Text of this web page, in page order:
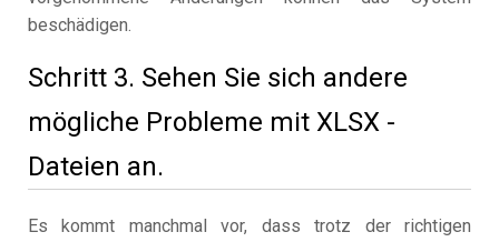
beschädigen.
Schritt 3. Sehen Sie sich andere
mögliche Probleme mit XLSX -
Dateien an.
Es kommt manchmal vor, dass trotz der richtigen